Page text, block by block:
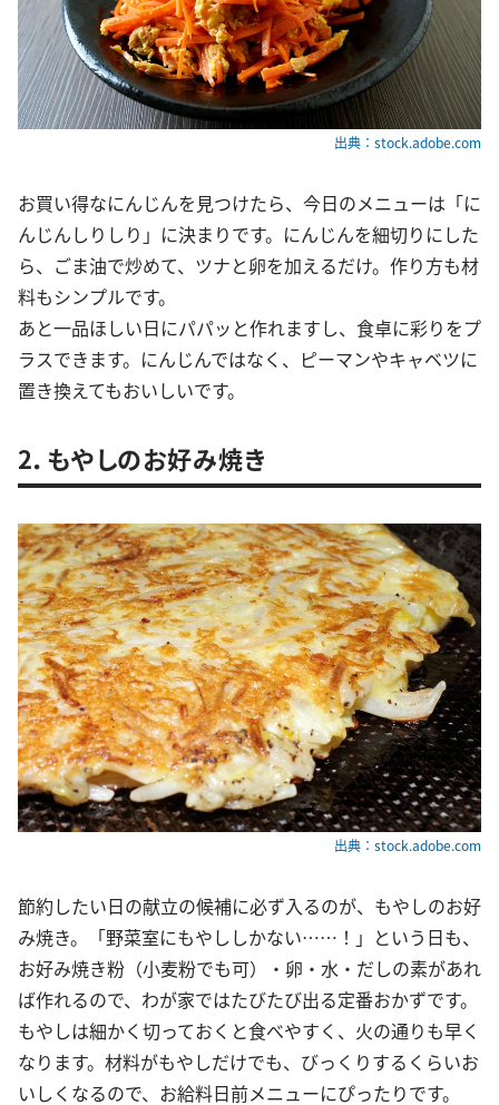
出典：stock.adobe.com
お買い得なにんじんを見つけたら、今日のメニューは「に
んじんしりしり」に決まりです。にんじんを細切りにした
ら、ごま油で炒めて、ツナと卵を加えるだけ。作り方も材
料もシンプルです。
あと一品ほしい日にパパッと作れますし、食卓に彩りをプ
ラスできます。にんじんではなく、ピーマンやキャベツに
置き換えてもおいしいです。
2．もやしのお好み焼き
出典：stock.adobe.com
節約したい日の献立の候補に必ず入るのが、もやしのお好
み焼き。「野菜室にもやししかない……！」という日も、
お好み焼き粉（小麦粉でも可）・卵・水・だしの素があれ
ば作れるので、わが家ではたびたび出る定番おかずです。
もやしは細かく切っておくと食べやすく、火の通りも早く
なります。材料がもやしだけでも、びっくりするくらいお
いしくなるので、お給料日前メニューにぴったりです。